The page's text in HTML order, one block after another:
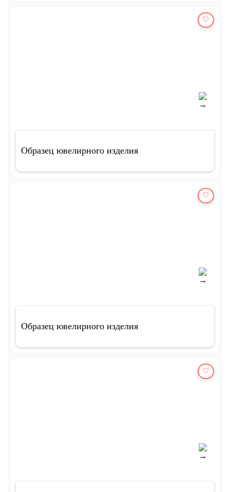
🤍
Образец ювелирного изделия
🤍
Образец ювелирного изделия
🤍